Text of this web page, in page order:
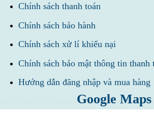
Chính sách thanh toán
Chính sách bảo hành
Chính sách xử lí khiếu nại
Chính sách bảo mật thông tin thanh
Hướng dẫn đăng nhập và mua hàng
Google Maps